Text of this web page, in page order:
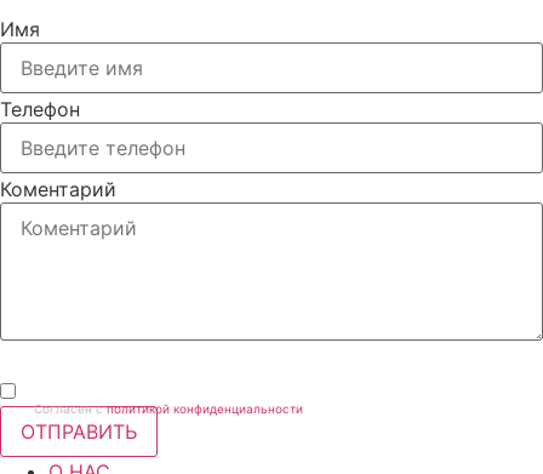
Имя
Телефон
Коментарий
Согласен с политикой конфиденциальности
ОТПРАВИТЬ